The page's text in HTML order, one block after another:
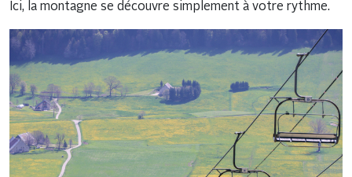
Ici, la montagne se découvre simplement à votre rythme.